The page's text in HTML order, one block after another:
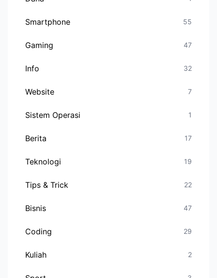
Smartphone 55
Gaming 47
Info 32
Website 7
Sistem Operasi 1
Berita 17
Teknologi 19
Tips & Trick 22
Bisnis 47
Coding 29
Kuliah 2